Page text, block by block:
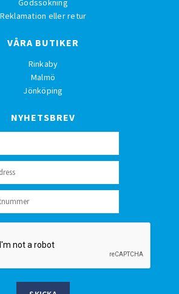
Godssökning
Reklamation eller retur
VÅRA BUTIKER
Rinkaby
Malmö
Jönköping
NYHETSBREV